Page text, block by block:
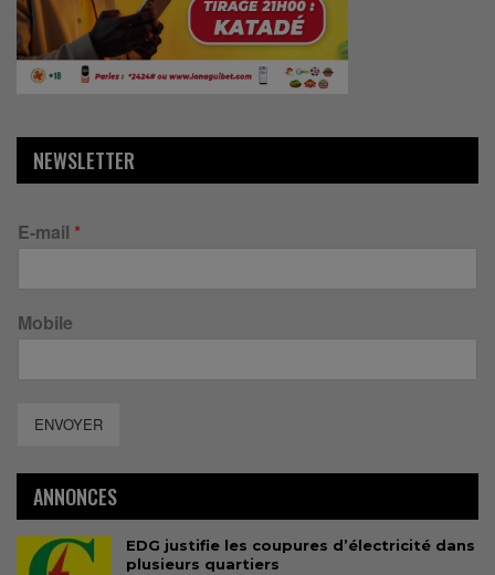
NEWSLETTER
E-mail *
Mobile
ENVOYER
ANNONCES
EDG justifie les coupures d’électricité dans
plusieurs quartiers